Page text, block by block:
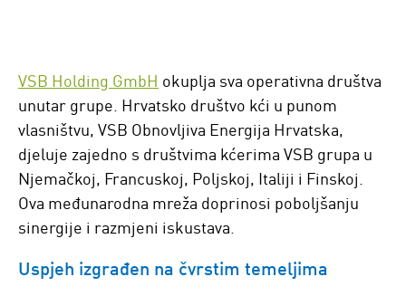
VSB Holding GmbH okuplja sva operativna društva
unutar grupe. Hrvatsko društvo kći u punom
vlasništvu, VSB Obnovljiva Energija Hrvatska,
djeluje zajedno s društvima kćerima VSB grupa u
Njemačkoj, Francuskoj, Poljskoj, Italiji i Finskoj.
Ova međunarodna mreža doprinosi poboljšanju
sinergije i razmjeni iskustava.
Uspjeh izgrađen na čvrstim temeljima